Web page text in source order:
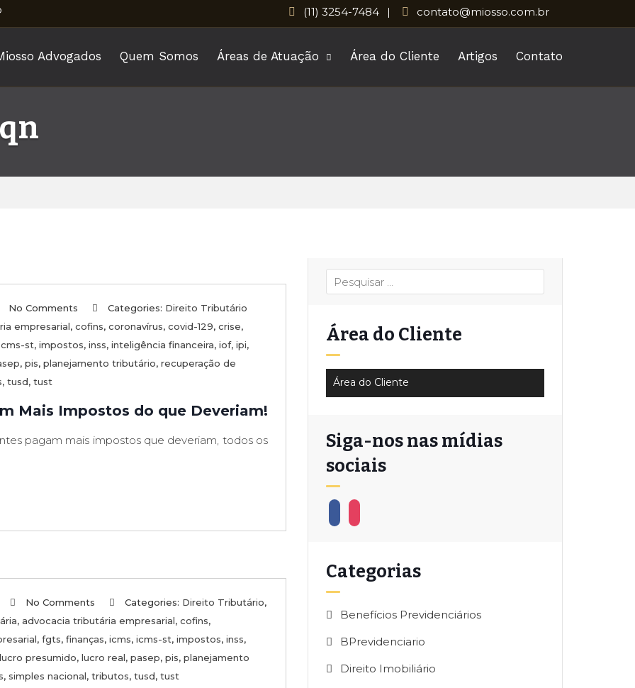
(11) 3254-7484 contato@miosso.com.br
Advogados Quem Somos Áreas de Atuação Área do Cliente Artigos Contato
No Comments Categories: Direito Tributário
empresarial, cofins, coronavírus, covid-129, crise,
st, impostos, inss, inteligência financeira, iof, ipi,
, pis, planejamento tributário, recuperação de
, tusd, tust
Mais Impostos do que Deveriam!
pagam mais impostos que deveriam, todos os
No Comments Categories: Direito Tributário,
, advocacia tributária empresarial, cofins,
, fgts, finanças, icms, icms-st, impostos, inss,
lucro presumido, lucro real, pasep, pis, planejamento
, simples nacional, tributos, tusd, tust
Área do Cliente
Área do Cliente
Siga-nos nas mídias
sociais
Categorias
Benefícios Previdenciários
BPrevidenciario
Direito Imobiliário